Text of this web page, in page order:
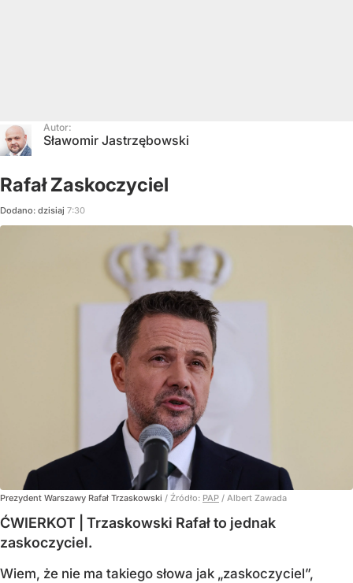
Autor:
Sławomir Jastrzębowski
Rafał Zaskoczyciel
Dodano: dzisiaj 7:30
Prezydent Warszawy Rafał Trzaskowski / Źródło: PAP / Albert Zawada
ĆWIERKOT | Trzaskowski Rafał to jednak
zaskoczyciel.
Wiem, że nie ma takiego słowa jak „zaskoczyciel”,